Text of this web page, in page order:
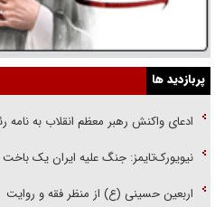
پربازدید ها
ادعای واکنش رهبر معظم انقلاب به
نیویورک‌تایمز: جنگ علیه ایران یک
اربعین حسینی (ع) از منظر فقه و روایت